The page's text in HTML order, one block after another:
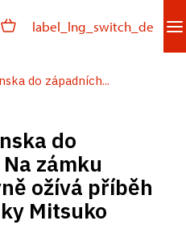
label_lng_switch_de
do západních...
do
zámku
ožívá příběh
Mitsuko